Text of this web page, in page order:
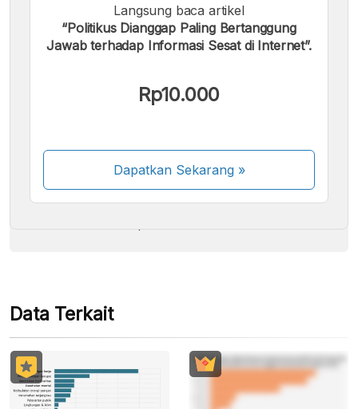
Langsung baca artikel
“Politikus Dianggap Paling Bertanggung
Jawab terhadap Informasi Sesat di Internet”.
Rp10.000
Dapatkan Sekarang»
Kami menerima pembayaran berikut:
Beberapa metode pembayaran masih dalam
Data Terkait